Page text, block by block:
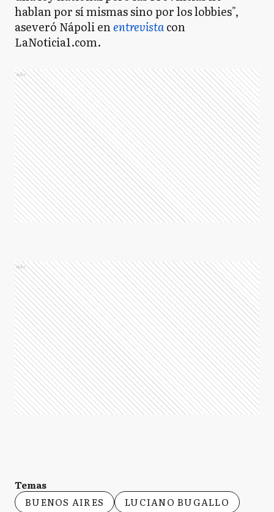
hablan por sí mismas sino por los lobbies",
aseveró Nápoli enentrevistacon
LaNoticia1.com.
Ads
Ads
Temas
BUENOS AIRES
LUCIANO BUGALLO